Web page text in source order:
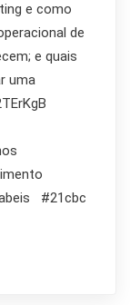
e como
de
e quais
uma
#21cbc